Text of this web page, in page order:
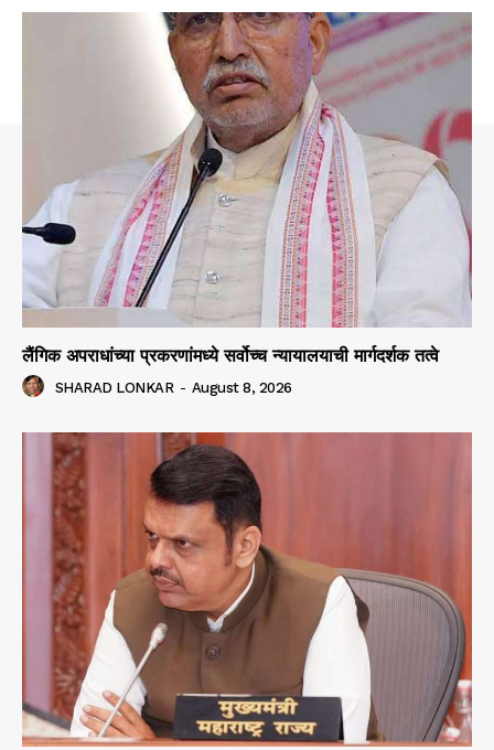
लैंगिक अपराधांच्या प्रकरणांमध्ये सर्वोच्च न्यायालयाची मार्गदर्शक तत्वे
SHARAD LONKAR - August 8, 2026